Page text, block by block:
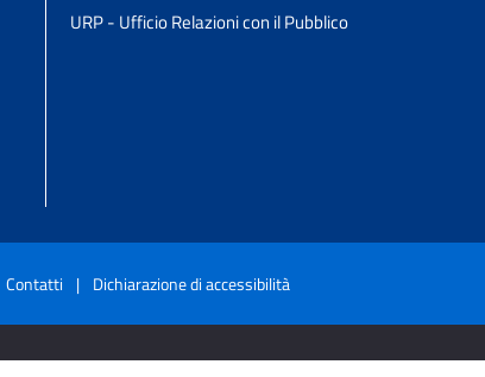
URP - Ufficio Relazioni con il Pubblico
Contatti | Dichiarazione di accessibilità